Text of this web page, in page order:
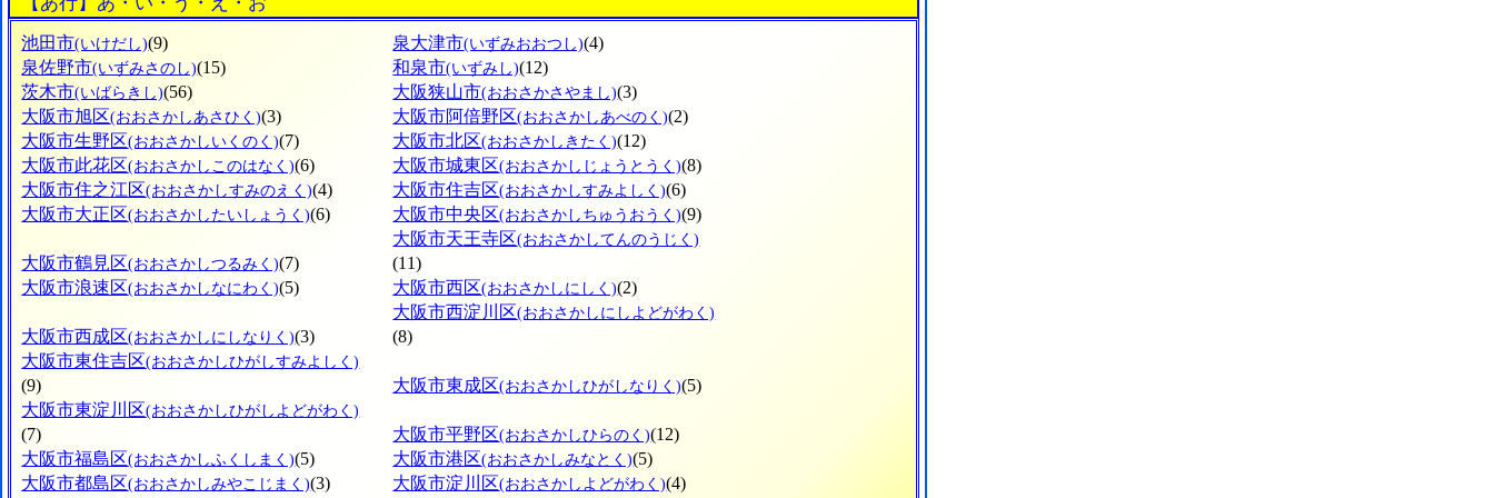
池田市(いけだし)(9) 泉大津市(いずみおおつし)(4)
泉佐野市(いずみさのし)(15) 和泉市(いずみし)(12)
茨木市(いばらきし)(56) 大阪狭山市(おおさかさやまし)(3)
大阪市旭区(おおさかしあさひく)(3) 大阪市阿倍野区(おおさかしあべのく)(2)
大阪市生野区(おおさかしいくのく)(7) 大阪市北区(おおさかしきたく)(12)
大阪市此花区(おおさかしこのはなく)(6) 大阪市城東区(おおさかしじょうとうく)(8)
大阪市住之江区(おおさかしすみのえく)(4) 大阪市住吉区(おおさかしすみよしく)(6)
大阪市大正区(おおさかしたいしょうく)(6) 大阪市中央区(おおさかしちゅうおうく)(9)
大阪市鶴見区(おおさかしつるみく)(7)
大阪市天王寺区(おおさかしてんのうじく)
(11)
大阪市浪速区(おおさかしなにわく)(5) 大阪市西区(おおさかしにしく)(2)
大阪市西成区(おおさかしにしなりく)(3)
大阪市西淀川区(おおさかしにしよどがわく)
(8)
大阪市東住吉区(おおさかしひがしすみよしく)
(9) 大阪市東成区(おおさかしひがしなりく)(5)
大阪市東淀川区(おおさかしひがしよどがわく)
(7) 大阪市平野区(おおさかしひらのく)(12)
大阪市福島区(おおさかしふくしまく)(5) 大阪市港区(おおさかしみなとく)(5)
大阪市都島区(おおさかしみやこじまく)(3) 大阪市淀川区(おおさかしよどがわく)(4)